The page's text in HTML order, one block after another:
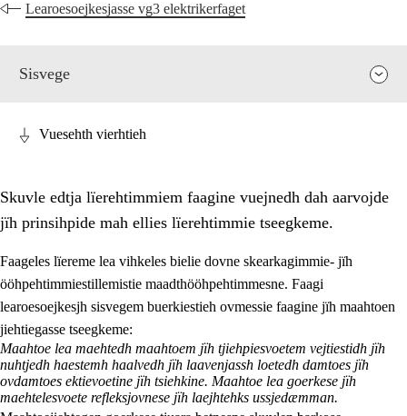
Learoesoejkesjasse vg3 elektrikerfaget
Sisvege
2. Lïeremen, evtiedimmien jïh skearkagimmien prinsihph
2.1 Sosijaale lïereme jïh evtiedimmie
Vuesehth vierhtieh
Skuvle edtja lïerehtimmiem faagine vuejnedh dah aarvojde
jïh prinsihpide mah ellies lïerehtimmie tseegkeme.
Faageles lïereme lea vihkeles bielie dovne skearkagimmie- jïh
ööhpehtimmiestillemistie maadthööhpehtimmesne. Faagi
learoesoejkesjh sisvegem buerkiestieh ovmessie faagine jïh maahtoen
jiehtiegasse tseegkeme:
Maahtoe lea maehtedh maahtoem jïh tjiehpiesvoetem vejtiestidh jïh
nuhtjedh haestemh haalvedh jïh laavenjassh loetedh damtoes jïh
ovdamtoes ektievoetine jïh tsiehkine. Maahtoe lea goerkese jïh
maehtelesvoete refleksjovnese jïh laejhtehks ussjedæmman.